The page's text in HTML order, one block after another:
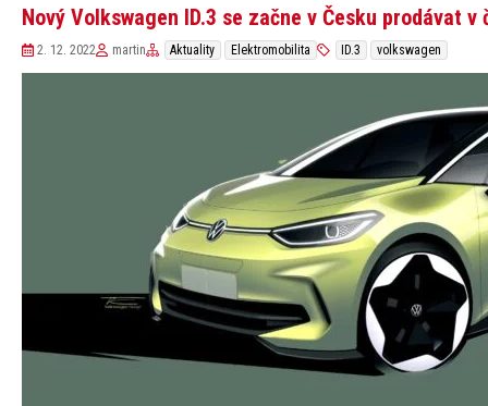
Nový Volkswagen ID.3 se začne v Česku prodávat v
2. 12. 2022 martin Aktuality Elektromobilita ID.3 volkswagen